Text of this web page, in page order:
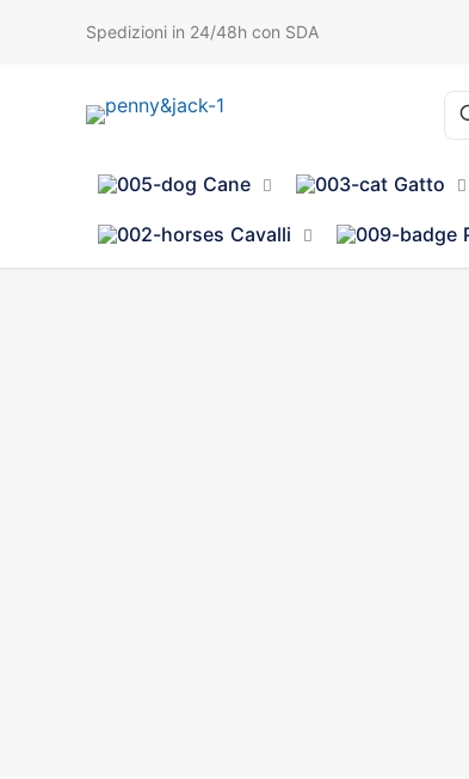
Spedizioni in 24/48h con SDA
Cane Gatto
Cavalli